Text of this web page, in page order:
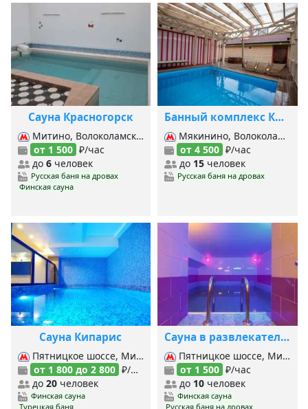
Сауна Красногорск
Митино, Волоколамская, Пятницкое шоссе,
от 1 500 ₽/час
до 6 человек
Русская баня на дровах
Финская сауна
Банный комплекс Краснопар&Крапива
Мякинино, Волоколамская, Митино,
от 4 500 ₽/час
до 15человек
Русская баня на дровах
Сауна Кипарис
Пятницкое шоссе, Митино, Волоколамская,
от 1 800 до 2 800 ₽/час
до 20 человек
Финская сауна
Турецкая баня
Сауна в развлекательном комплексе Водолей
Пятницкое шоссе, Митино, Волоколамская,
от 1 500 ₽/час
до 10человек
Финская сауна
Русская баня на дровах